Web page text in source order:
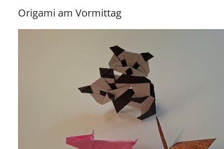
Origami am Vormittag